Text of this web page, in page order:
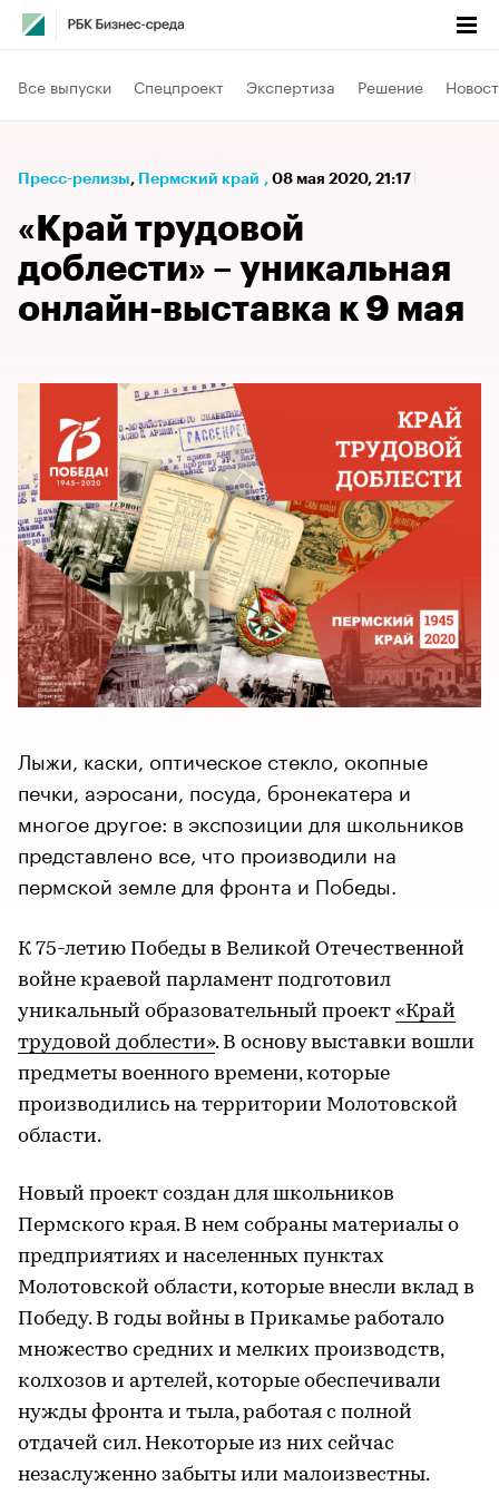
Все выпуски Спецпроект Экспертиза Решение
Пресс-релизы⁠, Пермский край , 08 мая 2020, 21:17
«Край трудовой
доблести» – уникальная
онлайн-выставка к 9 мая
Лыжи, каски, оптическое стекло, окопные
печки, аэросани, посуда, бронекатера и
многое другое: в экспозиции для школьников
представлено все, что производили на
пермской земле для фронта и Победы.
К 75-летию Победы в Великой Отечественной
войне краевой парламент подготовил
уникальный образовательный проект «Край
трудовой доблести». В основу выставки вошли
предметы военного времени, которые
производились на территории Молотовской
области.
Новый проект создан для школьников
Пермского края. В нем собраны материалы о
предприятиях и населенных пунктах
Молотовской области, которые внесли вклад в
Победу. В годы войны в Прикамье работало
множество средних и мелких производств,
колхозов и артелей, которые обеспечивали
нужды фронта и тыла, работая с полной
отдачей сил. Некоторые из них сейчас
незаслуженно забыты или малоизвестны.